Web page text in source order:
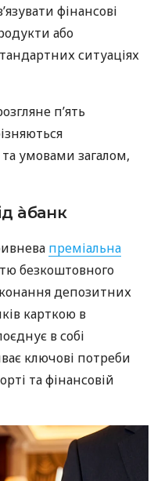
фінансові
або
ситуаціях
п’ять
умовами загалом,
àбанк
преміальна
безкоштовного
депозитних
карткою в
в собі
ключові потреби
та фінансовій